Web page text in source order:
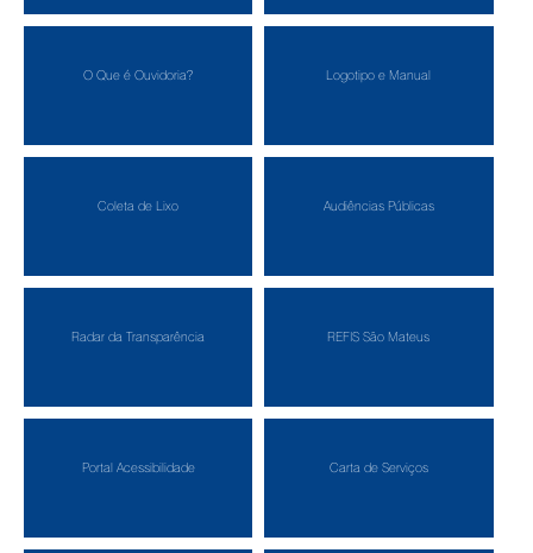
O Que é Ouvidoria? Logotipo e Manual
Coleta de Lixo Audiências Públicas
Radar da Transparência REFIS São Mateus
Portal Acessibilidade Carta de Serviços